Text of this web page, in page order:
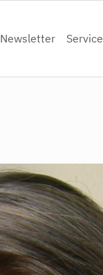
Newsletter Service